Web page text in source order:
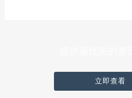
立即查看